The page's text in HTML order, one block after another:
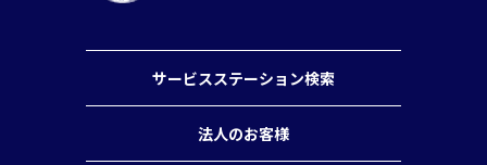
サービスステーション検索
法人のお客様